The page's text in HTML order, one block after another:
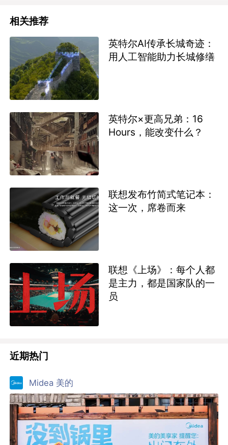
相关推荐
英特尔AI传承长城奇迹：
用人工智能助力长城修缮
英特尔×更高兄弟：16
Hours，能改变什么？
联想发布竹简式笔记本：
这一次，席卷而来
联想《上场》：每个人都
是主力，都是国家队的一
员
近期热门
Midea 美的